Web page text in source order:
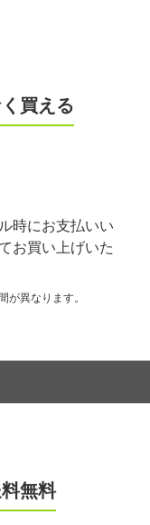
買える
時にお支払いい
お買い上げいた
異なります。
無料